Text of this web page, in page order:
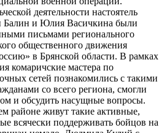
деятельности настоятель
Балин и Юлия Васичкина были
письмами регионального
общественного движения
в Брянской области. В рамках
комаричские мастера по
сетей познакомились с такими
со всего региона, смогли
и обсудить насущные вопросы.
районе живут такие активные,
всячески поддерживать бойцов на